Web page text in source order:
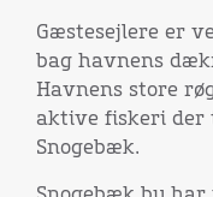
Gæstesejlere er
bag havnens
Havnens store
aktive fiskeri
Snogebæk.